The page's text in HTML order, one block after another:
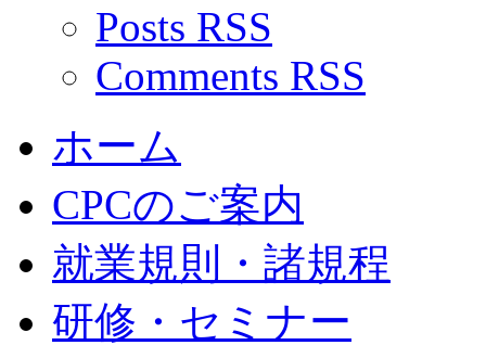
Posts RSS
Comments RSS
ホーム
CPCのご案内
就業規則・諸規程
研修・セミナー